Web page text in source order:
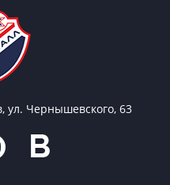
ул. Чернышевского, 63